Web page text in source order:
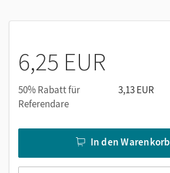
6,25 EUR
50% Rabatt für
Referendare
3,13 EUR
In den Warenkorb